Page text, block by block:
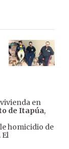
en
de Itapúa,
homicidio de
. El